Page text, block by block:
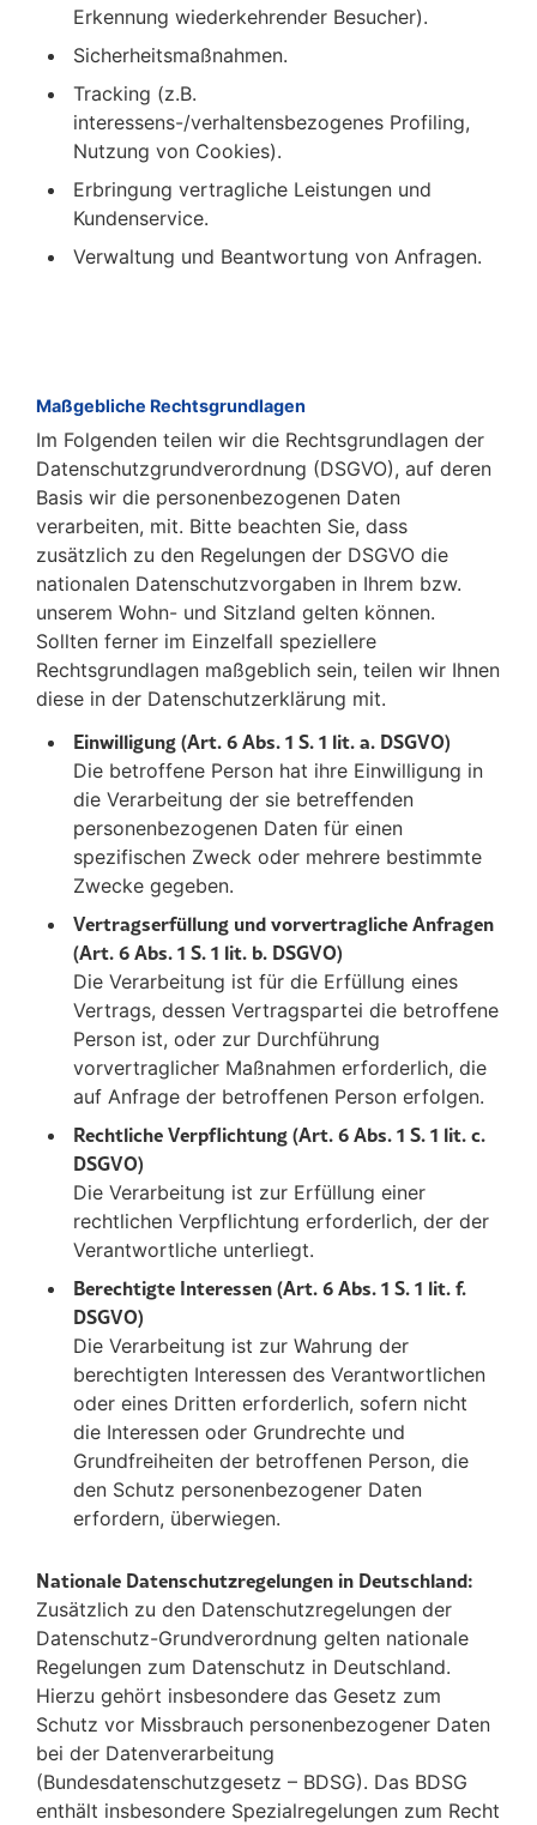
Erkennung wiederkehrender Besucher).
Sicherheitsmaßnahmen.
Tracking (z.B.
interessens-/verhaltensbezogenes Profiling,
Nutzung von Cookies).
Erbringung vertragliche Leistungen und
Kundenservice.
Verwaltung und Beantwortung von Anfragen.
Maßgebliche Rechtsgrundlagen
Im Folgenden teilen wir die Rechtsgrundlagen der
Datenschutzgrundverordnung (DSGVO), auf deren
Basis wir die personenbezogenen Daten
verarbeiten, mit. Bitte beachten Sie, dass
zusätzlich zu den Regelungen der DSGVO die
nationalen Datenschutzvorgaben in Ihrem bzw.
unserem Wohn- und Sitzland gelten können.
Sollten ferner im Einzelfall speziellere
Rechtsgrundlagen maßgeblich sein, teilen wir Ihnen
diese in der Datenschutzerklärung mit.
Einwilligung (Art. 6 Abs. 1 S. 1 lit. a. DSGVO)
Die betroffene Person hat ihre Einwilligung in
die Verarbeitung der sie betreffenden
personenbezogenen Daten für einen
spezifischen Zweck oder mehrere bestimmte
Zwecke gegeben.
Vertragserfüllung und vorvertragliche Anfragen
(Art. 6 Abs. 1 S. 1 lit. b. DSGVO)
Die Verarbeitung ist für die Erfüllung eines
Vertrags, dessen Vertragspartei die betroffene
Person ist, oder zur Durchführung
vorvertraglicher Maßnahmen erforderlich, die
auf Anfrage der betroffenen Person erfolgen.
Rechtliche Verpflichtung (Art. 6 Abs. 1 S. 1 lit. c.
DSGVO)
Die Verarbeitung ist zur Erfüllung einer
rechtlichen Verpflichtung erforderlich, der der
Verantwortliche unterliegt.
Berechtigte Interessen (Art. 6 Abs. 1 S. 1 lit. f.
DSGVO)
Die Verarbeitung ist zur Wahrung der
berechtigten Interessen des Verantwortlichen
oder eines Dritten erforderlich, sofern nicht
die Interessen oder Grundrechte und
Grundfreiheiten der betroffenen Person, die
den Schutz personenbezogener Daten
erfordern, überwiegen.
Nationale Datenschutzregelungen in Deutschland:
Zusätzlich zu den Datenschutzregelungen der
Datenschutz-Grundverordnung gelten nationale
Regelungen zum Datenschutz in Deutschland.
Hierzu gehört insbesondere das Gesetz zum
Schutz vor Missbrauch personenbezogener Daten
bei der Datenverarbeitung
(Bundesdatenschutzgesetz – BDSG). Das BDSG
enthält insbesondere Spezialregelungen zum Recht